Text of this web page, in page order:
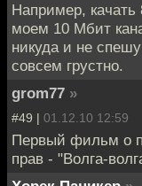
Например, качать
моем 10 Мбит
никуда и не
совсем грустно.
grom77 »
#49 | 01.12.10 12:59
Первый фильм о
прав - "Волга-